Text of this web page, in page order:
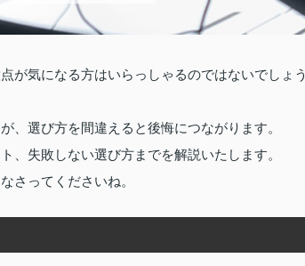
が気になる方はいらっしゃるのではないでしょう
、選び方を間違えると後悔につながります。
、失敗しない選び方までを解説いたします。
さってくださいね。